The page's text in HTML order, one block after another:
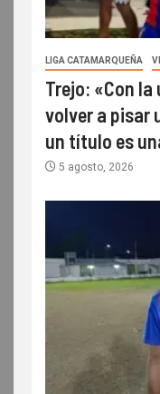
LIGA CATAMARQUEÑA
Trejo: «Con
volver a pisar
un título es
5 agosto, 2026